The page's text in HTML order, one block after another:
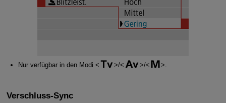
Nur verfügbar in den Modi / /
Verschluss-Sync